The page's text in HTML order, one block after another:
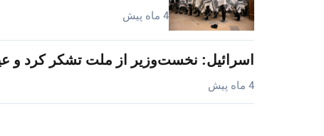
4 ماه پیش
اسرائیل: نخست‌وزیر از ملت تشکر کرد و
4 ماه پیش